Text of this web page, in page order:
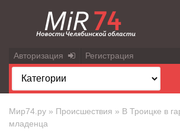
Авторизация Регистрация
Мир74.ру » Происшествия » В Троицке в
младенца